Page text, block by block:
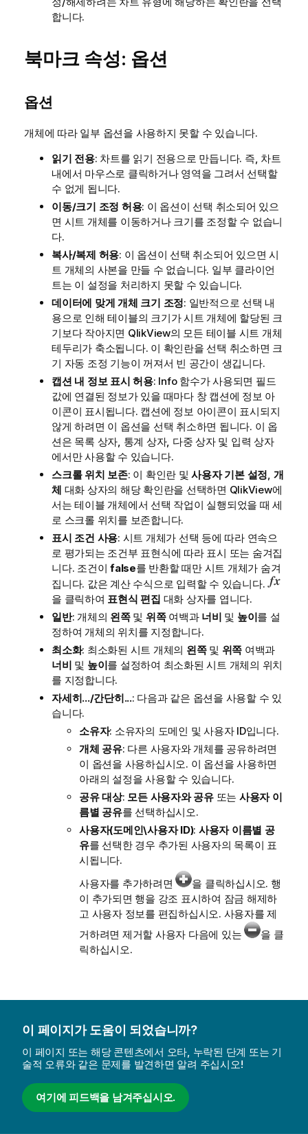
합니다.
북마크 속성: 옵션
옵션
개체에 따라 일부 옵션을 사용하지 못할 수 있습니다.
읽기 전용: 차트를 읽기 전용으로 만듭니다. 즉, 차트
내에서 마우스로 클릭하거나 영역을 그려서 선택할
수 없게 됩니다.
이동/크기 조정 허용: 이 옵션이 선택 취소되어 있으
면 시트 개체를 이동하거나 크기를 조정할 수 없습니
다.
복사/복제 허용: 이 옵션이 선택 취소되어 있으면 시
트 개체의 사본을 만들 수 없습니다. 일부 클라이언
트는 이 설정을 처리하지 못할 수 있습니다.
데이터에 맞게 개체 크기 조정: 일반적으로 선택 내
용으로 인해 테이블의 크기가 시트 개체에 할당된 크
기보다 작아지면 QlikView의 모든 테이블 시트 개체
테두리가 축소됩니다. 이 확인란을 선택 취소하면 크
기 자동 조정 기능이 꺼져서 빈 공간이 생깁니다.
캡션 내 정보 표시 허용: Info 함수가 사용되면 필드
값에 연결된 정보가 있을 때마다 창 캡션에 정보 아
이콘이 표시됩니다. 캡션에 정보 아이콘이 표시되지
않게 하려면 이 옵션을 선택 취소하면 됩니다. 이 옵
션은 목록 상자, 통계 상자, 다중 상자 및 입력 상자
에서만 사용할 수 있습니다.
스크롤 위치 보존: 이 확인란 및사용자 기본 설정 개
체 대화 상자의 해당 확인란을 선택하면 QlikView에
서는 테이블 개체에서 선택 작업이 실행되었을 때 세
로 스크롤 위치를 보존합니다.
표시 조건 사용: 시트 개체가 선택 등에 따라 연속으
로 평가되는 조건부 표현식에 따라 표시 또는 숨겨집
니다. 조건이 false를 반환할 때만 시트 개체가 숨겨
집니다. 값은 계산 수식으로 입력할 수 있습니다.
을 클릭하여 표현식 편집 대화 상자를 엽니다.
일반: 개체의 왼쪽및 위쪽여백과 너비 및 높이를 설
정하여 개체의 위치를 지정합니다.
최소화: 최소화된 시트 개체의 왼쪽및 위쪽 여백과
너비 및 높이를 설정하여 최소화된 시트 개체의 위치
를 지정합니다.
자세히.../간단히...: 다음과 같은 옵션을 사용할 수 있
습니다.
소유자: 소유자의 도메인 및 사용자 ID입니다.
개체 공유: 다른 사용자와 개체를 공유하려면
이 옵션을 사용하십시오. 이 옵션을 사용하면
아래의 설정을 사용할 수 있습니다.
공유 대상: 모든 사용자와 공유또는 사용자 이
름별 공유를 선택하십시오.
사용자(도메인\사용자 ID): 사용자 이름별 공
유를 선택한 경우 추가된 사용자의 목록이 표
시됩니다.
사용자를 추가하려면
을 클릭하십시오. 행
이 추가되면 행을 강조 표시하여 잠금 해제하
고 사용자 정보를 편집하십시오. 사용자를 제
거하려면 제거할 사용자 다음에 있는
을 클
릭하십시오.
이 페이지가 도움이 되었습니까?
이 페이지 또는 해당 콘텐츠에서 오타, 누락된 단계 또는 기
술적 오류와 같은 문제를 발견하면 알려 주십시오!
여기에 피드백을 남겨주십시오.